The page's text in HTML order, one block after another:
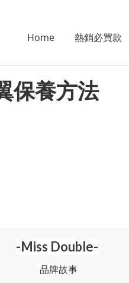
Home 熱銷必買款
保養方法
-Miss Double-
品牌故事